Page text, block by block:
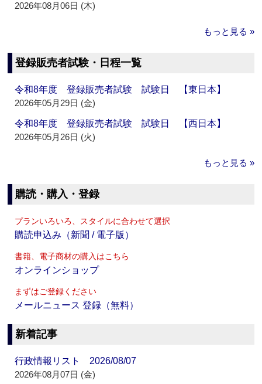
2026年08月06日 (木)
もっと見る »
登録販売者試験・日程一覧
令和8年度 登録販売者試験 試験日 【東日本】
2026年05月29日 (金)
令和8年度 登録販売者試験 試験日 【西日本】
2026年05月26日 (火)
もっと見る »
購読・購入・登録
プランいろいろ、スタイルに合わせて選択
購読申込み（新聞 / 電子版）
書籍、電子商材の購入はこちら
オンラインショップ
まずはご登録ください
メールニュース 登録（無料）
新着記事
行政情報リスト 2026/08/07
2026年08月07日 (金)